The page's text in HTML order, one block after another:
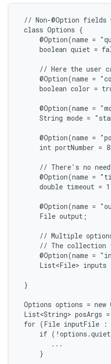
// Non-@Option
class Options {
@Option(name =
boolean quiet =
// Here the user
@Option(name =
boolean color =
@Option(name =
String mode =
@Option(name =
int portNumber =
// There's no
@Option(name =
double timeout =
@Option(name =
     File output;
// Multiple
// The collection
@Option(name =
List<File> inputs
}
Options options =
List<String>
for (File inputFile :
if
        ...
     }